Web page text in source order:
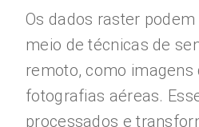
Os dados raster
meio de técnicas de
remoto, como imagens
fotografias aéreas.
processados e